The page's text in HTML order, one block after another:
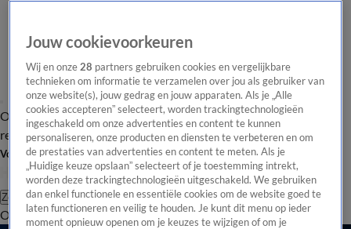
Overzicht Laatste nieuws Regionieuws Het beste van Hart
Tip de
redactie
Volg Hart van Nederland
Zoeken
OverzichtRegioUitzendingenWeerTip de redactiePanelVideo's
Jouw cookievoorkeuren
Wij en onze28 partners gebruiken cookies en vergelijkbare
technieken om informatie te verzamelen over jou als gebruiker van
onze website(s), jouw gedrag en jouw apparaten. Als je „Alle
cookies accepteren” selecteert, worden trackingtechnologieën
ingeschakeld om onze advertenties en content te kunnen
personaliseren, onze producten en diensten te verbeteren en om
de prestaties van advertenties en content te meten. Als je
„Huidige keuze opslaan” selecteert of je toestemming intrekt,
worden deze trackingtechnologieën uitgeschakeld. We gebruiken
dan enkel functionele en essentiële cookies om de website goed te
laten functioneren en veilig te houden. Je kunt dit menu op ieder
moment opnieuw openen om je keuzes te wijzigen of om je